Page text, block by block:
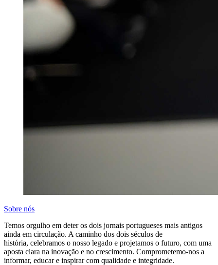
Sobre nós
Temos orgulho em deter os dois jornais portugueses mais antigos
ainda em circulação. A caminho dos dois séculos de
história, celebramos o nosso legado e projetamos o futuro, com uma
aposta clara na inovação e no crescimento. Comprometemo-nos a
informar, educar e inspirar com qualidade e integridade.